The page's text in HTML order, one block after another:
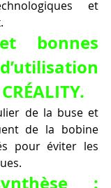
et
bonnes
de la buse et
de la bobine
pour éviter les
: